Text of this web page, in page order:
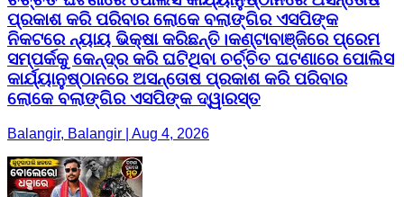
ପ୍ରକାଶ କରି ପରିବାର ଲୋକେ ବଲାଙ୍ଗିର ଏସପିଙ୍କ
ନିକଟରେ ନ୍ୟାୟ ଭିକ୍ଷା କରିଛନ୍ତି।କଣ୍ଟାବାଞ୍ଜିରେ ପ୍ରେମ
ସମ୍ପର୍କକୁ କେନ୍ଦ୍ର କରି ଘଟିଥିବା ଚର୍ଚ୍ଚିତ ଘଟଣାରେ ପୋଲିସ
କାର୍ଯ୍ୟାନୁଷ୍ଠାନରେ ଅସନ୍ତୋଷ ପ୍ରକାଶ କରି ପରିବାର
ଲୋକେ ବଲାଙ୍ଗିର ଏସପିଙ୍କ ଦ୍ୱାରସ୍ତ
Balangir, Balangir | Aug 4, 2026